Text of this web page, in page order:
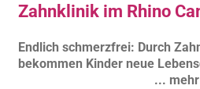
Zahnklinik im Rhino
Endlich schmerzfrei: Durch
bekommen Kinder neue
... mehr